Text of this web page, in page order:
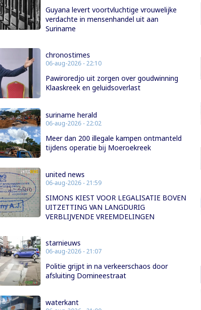
Guyana levert voortvluchtige vrouwelijke
verdachte in mensenhandel uit aan
Suriname
chronostimes
06-aug-2026 - 22:10
Pawiroredjo uit zorgen over goudwinning
Klaaskreek en geluidsoverlast
suriname herald
06-aug-2026 - 22:02
Meer dan 200 illegale kampen ontmanteld
tijdens operatie bij Moeroekreek
united news
06-aug-2026 - 21:59
SIMONS KIEST VOOR LEGALISATIE BOVEN
UITZETTING VAN LANGDURIG
VERBLIJVENDE VREEMDELINGEN
starnieuws
06-aug-2026 - 21:07
Politie grijpt in na verkeerschaos door
afsluiting Domineestraat
waterkant